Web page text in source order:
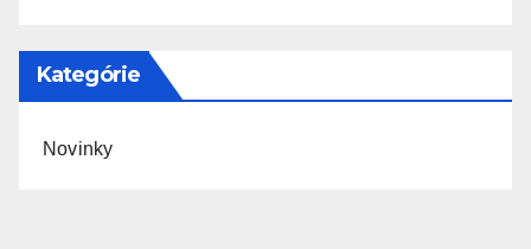
Kategórie
Novinky